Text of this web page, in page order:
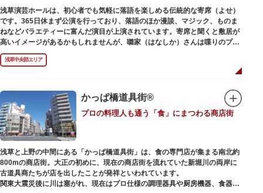
殿の間が渡り廊下で繋がる建築様式。国の重要文化財に指定されています。
また、浅草名所七福神のひとつとしても知られ、恵比須像が祀られていま
す。
浅草演芸ホールは、初心者でも気軽に落語を楽しめる伝統的な寄席（よせ）
です。365日休まず公演を行っており、落語のほか漫談、マジック、ものま
ねなどバラエティーに富んだ演目が上演されています。寄席と聞くと敷居が
高いイメージがあるかもしれませんが、囃家（はなしか）さんは喋りのプ
ロ。すぐに巧みな話芸に引き込まれ、予備知識が無くても楽しめます。
ホール内で飲食できるのも魅力のひとつ。売店でお弁当やお菓子を買ってゆ
っくり番組を楽しんではいかがでしょう。数々の著名な落語家やお笑い芸人
浅草中央部エリア
かっぱ橋道具街®
プロの料理人も通う「食」にまつわる商店街
浅草と上野の中間にある「かっぱ橋道具街」は、食の専門店が集まる南北約
800mの商店街。大正の初めに、現在の商店街を流れていた新堀川の両岸に
古道具商たちが店を出したことが発祥といわれています。
関東大震災後に川は塞がれ、現在はプロ仕様の調理器具や厨房機器、食器、